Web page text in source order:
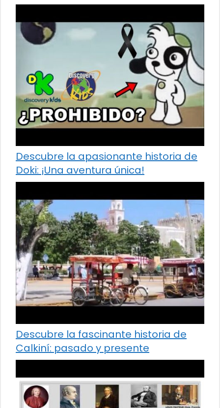
Descubre la apasionante historia de
Doki: ¡Una aventura única!
Descubre la fascinante historia de
Calkiní: pasado y presente